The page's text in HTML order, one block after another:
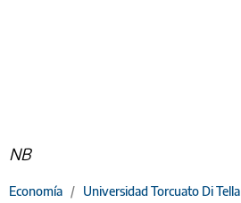
NB
Economía / Universidad Torcuato Di Tella